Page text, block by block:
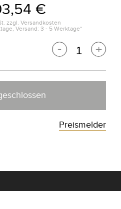
€
zzgl. Versandkosten
Versand: 3 - 5 Werktage*
Preismelder